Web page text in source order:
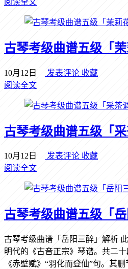
古琴考级曲谱五级「茉
10月12日 发表评论 收藏
阅读全文
古琴考级曲谱五级「采
10月12日 发表评论 收藏
阅读全文
古琴考级曲谱五级「岳
古琴考级曲谱「岳阳三醉」解析
明代的《古音正宗》琴谱。共二
《赤壁赋》“羽化而登仙”句。其